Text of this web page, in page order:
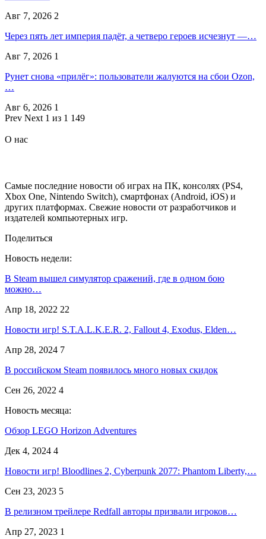
Авг 7, 2026 2
Через пять лет империя падёт, а четверо героев исчезнут —…
Авг 7, 2026 1
Рунет снова «прилёг»: пользователи жалуются на сбои Ozon,
…
Авг 6, 2026 1
Prev Next 1 из 1 149
О нас
Самые последние новости об играх на ПК, консолях (PS4,
Xbox One, Nintendo Switch), смартфонах (Android, iOS) и
других платформах. Свежие новости от разработчиков и
издателей компьютерных игр.
Поделиться
Новость недели:
В Steam вышел симулятор сражений, где в одном бою
можно…
Апр 18, 2022 22
Новости игр! S.T.A.L.K.E.R. 2, Fallout 4, Exodus, Elden…
Апр 28, 2024 7
В российском Steam появилось много новых скидок
Сен 26, 2022 4
Новость месяца:
Обзор LEGO Horizon Adventures
Дек 4, 2024 4
Новости игр! Bloodlines 2, Cyberpunk 2077: Phantom Liberty,…
Сен 23, 2023 5
В релизном трейлере Redfall авторы призвали игроков…
Апр 27, 2023 1